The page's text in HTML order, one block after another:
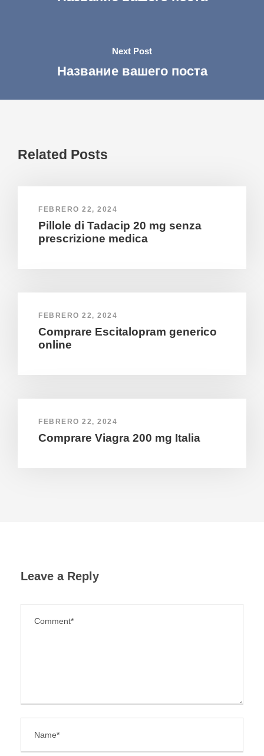
Next Post
Название вашего поста
Related Posts
FEBRERO 22, 2024
Pillole di Tadacip 20 mg senza
prescrizione medica
FEBRERO 22, 2024
Comprare Escitalopram generico
online
FEBRERO 22, 2024
Comprare Viagra 200 mg Italia
Leave a Reply